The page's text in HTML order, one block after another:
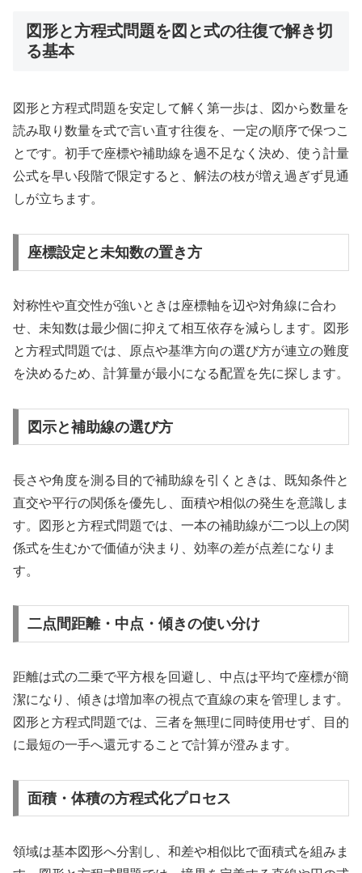
図形と方程式問題を図と式の往復で解き切
る基本
図形と方程式問題を安定して解く第一歩は、図から数量を
読み取り数量を式で言い直す往復を、一定の順序で保つこ
とです。初手で座標や補助線を過不足なく決め、使う計量
公式を早い段階で限定すると、解法の枝が増え過ぎず見通
しが立ちます。
座標設定と未知数の置き方
対称性や直交性が強いときは座標軸を辺や対角線に合わ
せ、未知数は最少個に抑えて相互依存を減らします。図形
と方程式問題では、原点や基準方向の選び方が連立の難度
を決めるため、計算量が最小になる配置を先に探します。
図示と補助線の選び方
長さや角度を測る目的で補助線を引くときは、既知条件と
直交や平行の関係を優先し、面積や相似の発生を意識しま
す。図形と方程式問題では、一本の補助線が二つ以上の関
係式を生むかで価値が決まり、効率の差が点差になりま
す。
二点間距離・中点・傾きの使い分け
距離は式の二乗で平方根を回避し、中点は平均で座標が簡
潔になり、傾きは増加率の視点で直線の束を管理します。
図形と方程式問題では、三者を無理に同時使用せず、目的
に最短の一手へ還元することで計算が澄みます。
面積・体積の方程式化プロセス
領域は基本図形へ分割し、和差や相似比で面積式を組みま